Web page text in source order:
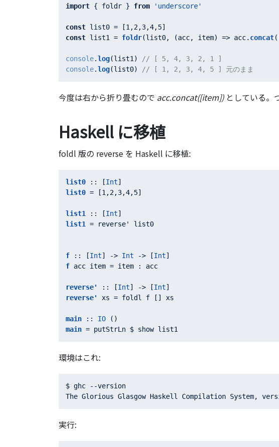
import { foldr } from 'underscore'
const list0 = [1 ,2 ,3,4,5
const list1 = foldr(list0, (acc, item) => acc. concat
console.log(list1)
// [ 5, 4, 3, 2, 1 ]
console.log(list0) // [ 1, 2, 3, 4, 5 ] 元のまま
今度は右から折り畳むので acc.concat([item])としている。
Haskell に移植
foldl 版の reverse を Haskell に移植:
list0 :: [Int
list0 = [1 ,2 ,3,4,5]
list1 :: [Int
list1
= reverse' list0
f :: [Int] -> Int -> [Int
f acc item = item : acc
reverse' :: [Int] -> [Int
reverse'
xs = foldl f [] xs
main :: IO
main
環境はこれ:
$ ghc --version
実行: